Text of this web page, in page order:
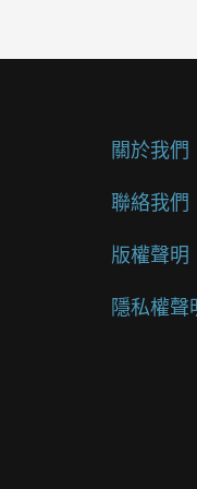
關於我們
聯絡我們
版權聲明
隱私權聲